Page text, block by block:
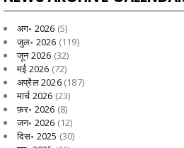
अग॰ 2026 (5)
जुल॰ 2026 (119)
जून 2026 (32)
मई 2026 (72)
अप्रैल 2026(187)
मार्च 2026 (23)
फ़र॰ 2026 (8)
जन॰ 2026 (12)
दिस॰ 2025 (30)